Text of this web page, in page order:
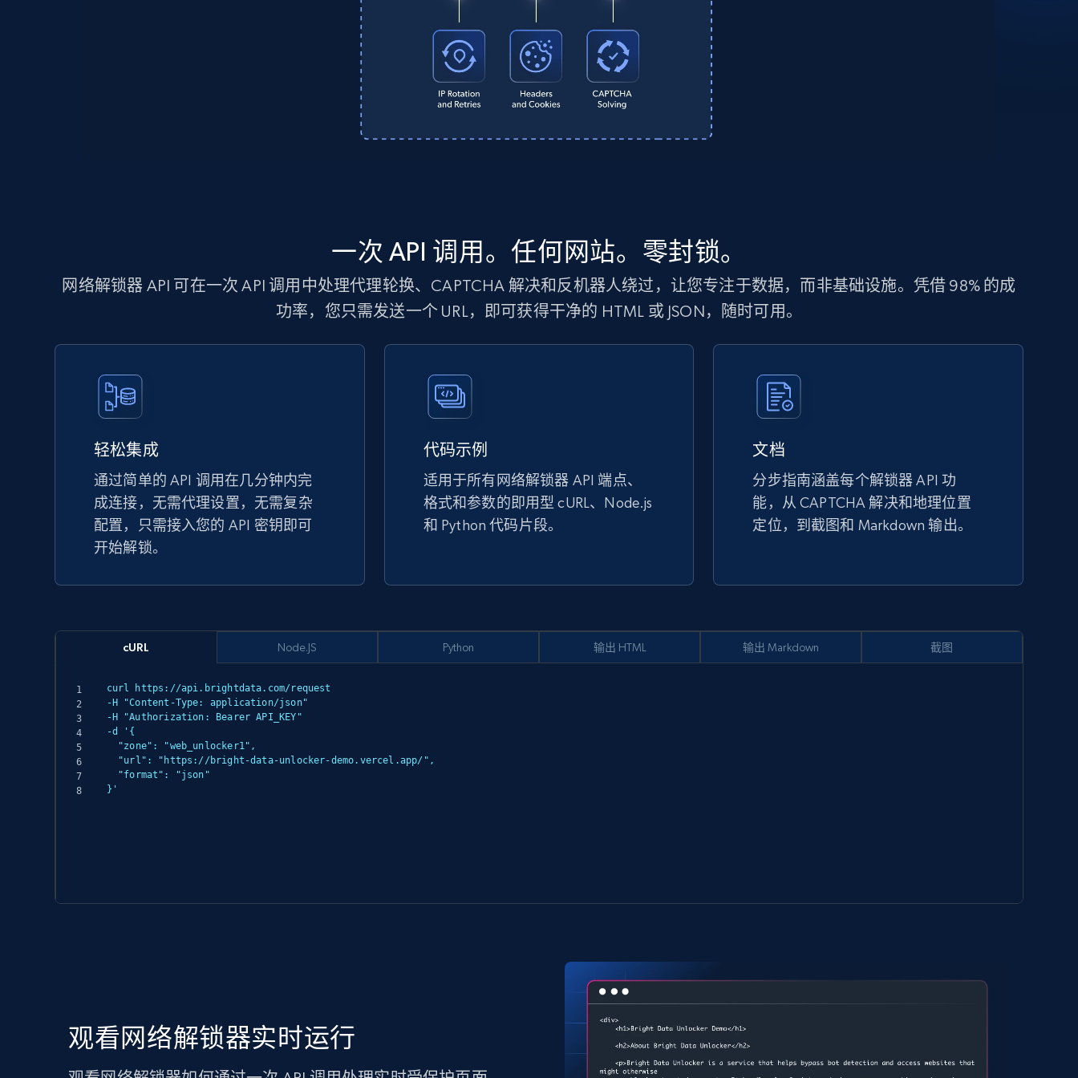
一次 API 调用。任何网站。零封锁。
网络解锁器 API 可在一次 API 调用中处理代理轮换、CAPTCHA 解决和反机器人绕过，让您专注于数据，而非基础设施。凭借 98% 的成
功率，您只需发送一个 URL，即可获得干净的 HTML 或 JSON，随时可用。
轻松集成
通过简单的 API 调用在几分钟内完
成连接，无需代理设置，无需复杂
配置，只需接入您的 API 密钥即可
开始解锁。
代码示例
适用于所有网络解锁器 API 端点、
格式和参数的即用型 cURL、Node.js
和 Python 代码片段。
文档
分步指南涵盖每个解锁器 API 功
能，从 CAPTCHA 解决和地理位置
定位，到截图和 Markdown 输出。
cURL
curl https://api.brightdata.com/request
-H "Content-Type: application/json"
-H "Authorization: Bearer API_KEY"
-d '{
}'
Node.JS Python 输出 HTML 输出 Markdown 截图
观看网络解锁器实时运行